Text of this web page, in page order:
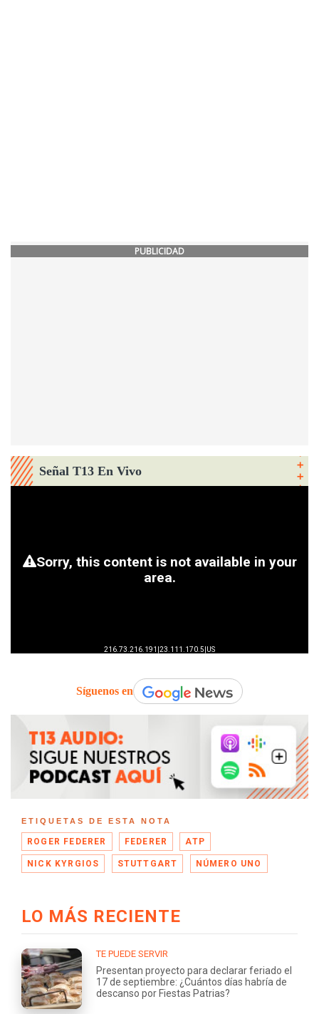
PUBLICIDAD
Señal T13 En Vivo
Síguenos en
ETIQUETAS DE ESTA NOTA
ROGER FEDERER FEDERER ATP
NICK KYRGIOS STUTTGART NÚMERO UNO
LO MÁS RECIENTE
TE PUEDE SERVIR
Presentan proyecto para declarar feriado el
17 de septiembre: ¿Cuántos días habría de
descanso por Fiestas Patrias?